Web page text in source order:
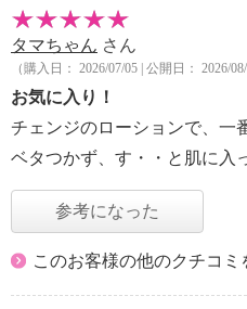
タマちゃん さん
（購入日： 2026/07/05 | 公開日： 2026/08/
お気に入り！
チェンジのローションで、一
ベタつかず、す・・と肌に入
参考になった
このお客様の他のクチコミ